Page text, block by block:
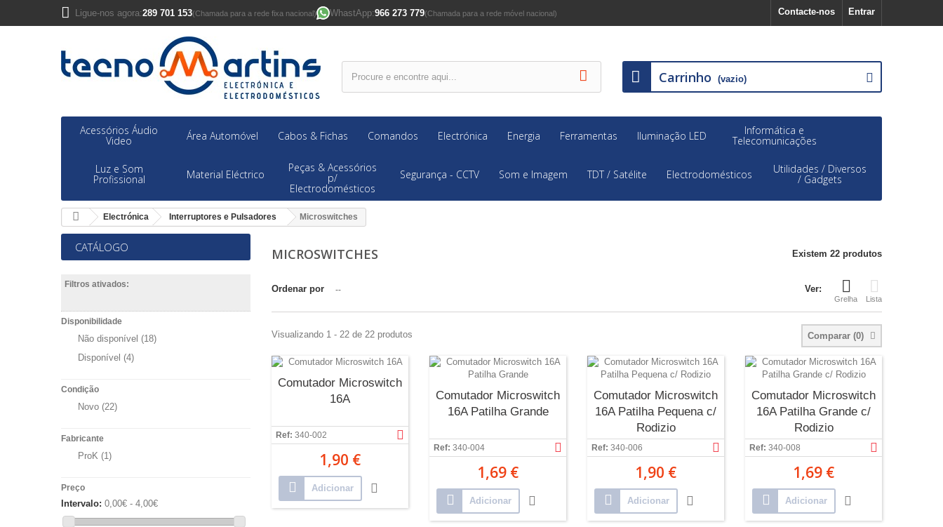
Entrar
Contacte-nos
Ligue-nos agora:289 701 153(Chamada para a rede fixa nacional) WhastApp:966 273 779(Chamada para a rede móvel nacional)
Carrinho (vazio)
Acessórios Áudio
Video Área Automóvel Cabos & Fichas Comandos Electrónica Energia Ferramentas Iluminação LED Informática e
Telecomunicações
Luz e Som
Profissional Material Eléctrico
Peças & Acessórios
p/
Electrodomésticos
Segurança - CCTV Som e Imagem TDT / Satélite Electrodomésticos Utilidades / Diversos
/ Gadgets
Electrónica Interruptores e Pulsadores Microswitches
CATÁLOGO
Filtros ativados:
Disponibilidade
Não disponível (18)
Disponível (4)
Condição
Novo (22)
Fabricante
ProK (1)
Preço
Intervalo: 0,00€ - 4,00€
MICROSWITCHES Existem 22 produtos
Ver:
Grelha Lista
Ordenar por --
Comparar (0)
Visualizando 1 - 22 de 22 produtos
Comutador Microswitch
16A
Ref: 340-002
1,90 €
Adicionar
Comutador Microswitch
16A Patilha Grande
Ref: 340-004
1,69 €
Adicionar
Comutador Microswitch
16A Patilha Pequena c/
Rodizio
Ref: 340-006
1,90 €
Adicionar
Comutador Microswitch
16A Patilha Grande c/
Rodizio
Ref: 340-008
1,69 €
Adicionar